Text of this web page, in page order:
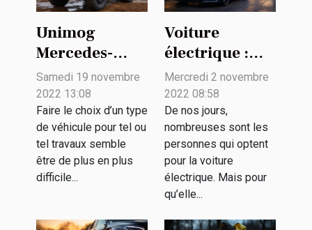
Unimog
Mercedes-
Benz :
pourquoi le
préférer ?
Samedi 19 novembre
2022 13:08
Faire le choix d’un type
de véhicule pour tel ou
tel travaux semble
être de plus en plus
difficile...
Voiture
électrique :
quelques
critères pour
choisir la
puissance du
chargeur
Mercredi 2 novembre
2022 08:58
De nos jours,
nombreuses sont les
personnes qui optent
pour la voiture
électrique. Mais pour
qu’elle...